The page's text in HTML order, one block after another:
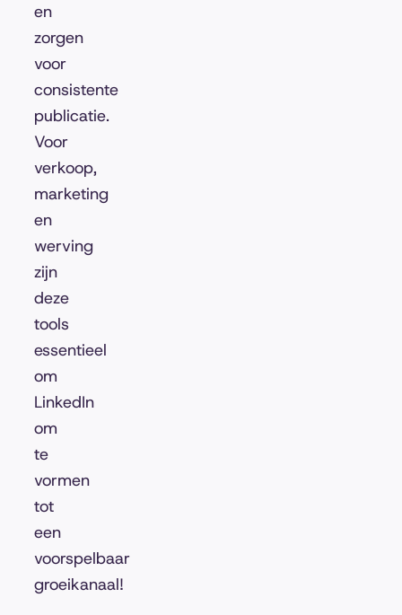
en
zorgen
voor
consistente
publicatie.
Voor
verkoop,
marketing
en
werving
zijn
deze
tools
essentieel
om
LinkedIn
om
te
vormen
tot
een
voorspelbaar
groeikanaal!